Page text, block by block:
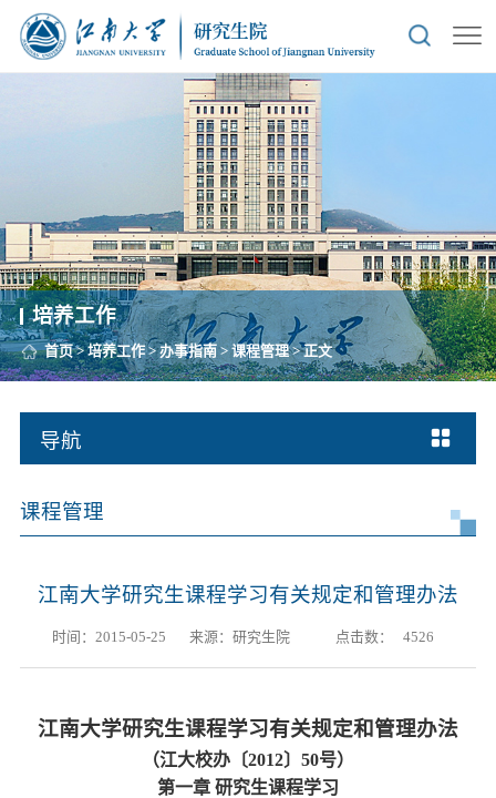
培养工作
首页>培养工作>办事指南 >课程管理> 正文
导航
课程管理
江南大学研究生课程学习有关规定和管理办法
时间：2015-05-25 来源：研究生院 点击数： 4526
江南大学研究生课程学习有关规定和管理办法
（江大校办〔2012〕 50号）
第一章 研究生课程学习